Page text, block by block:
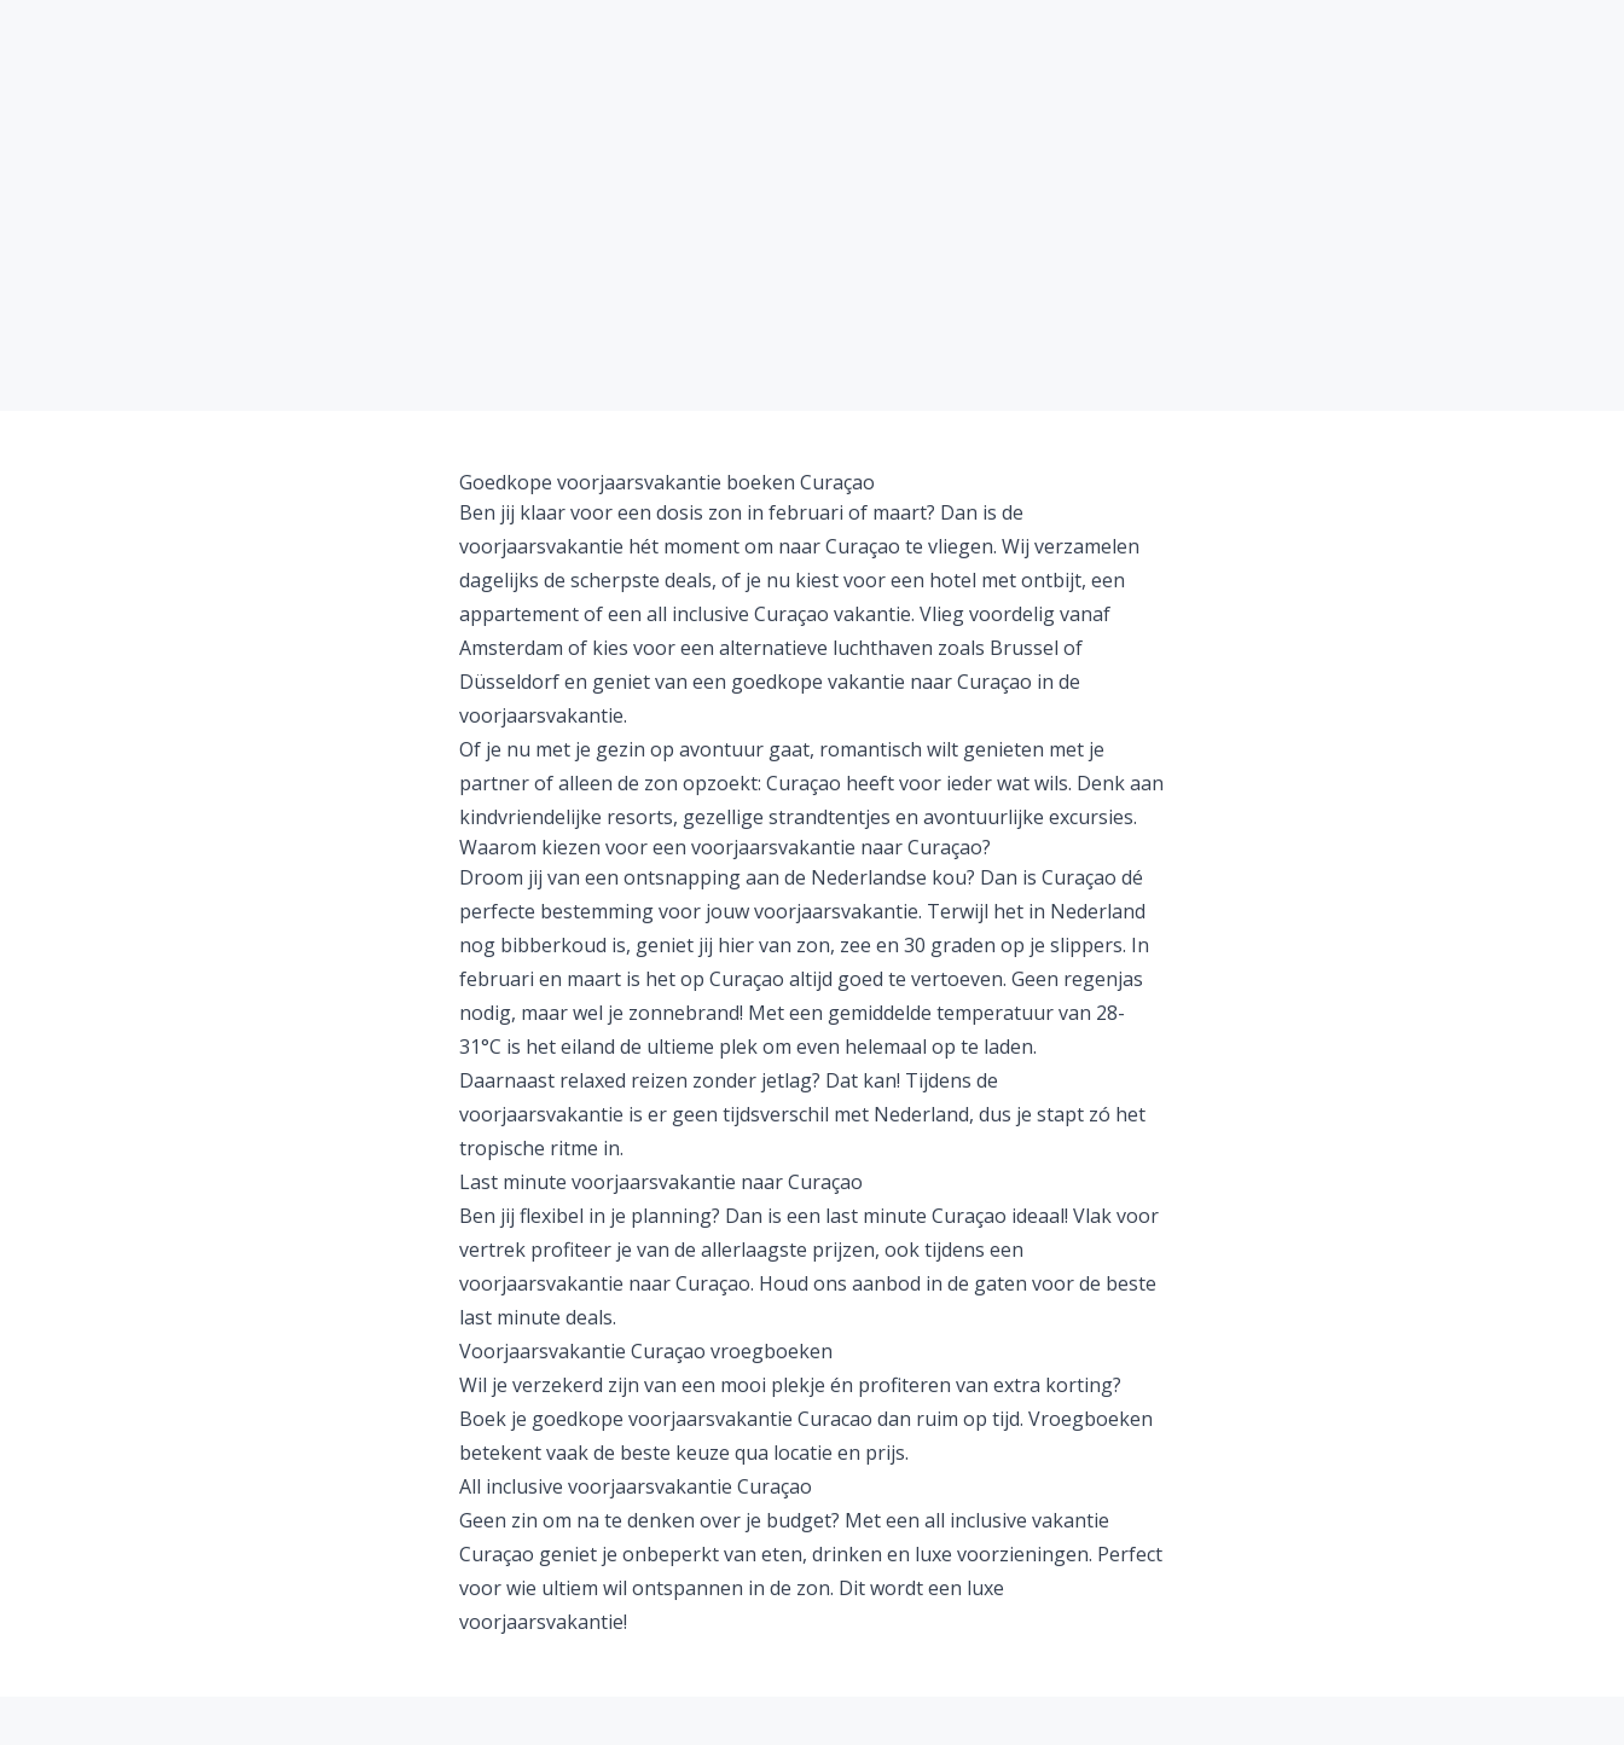
Goedkope voorjaarsvakantie boeken Curaçao
Ben jij klaar voor een dosis zon in februari of maart? Dan is de
voorjaarsvakantie hét moment om naar Curaçao te vliegen. Wij verzamelen
dagelijks de scherpste deals, of je nu kiest voor een hotel met ontbijt, een
appartement of een all inclusive Curaçao vakantie. Vlieg voordelig vanaf
Amsterdam of kies voor een alternatieve luchthaven zoals Brussel of
Düsseldorf en geniet van een goedkope vakantie naar Curaçao in de
voorjaarsvakantie.
Of je nu met je gezin op avontuur gaat, romantisch wilt genieten met je
partner of alleen de zon opzoekt: Curaçao heeft voor ieder wat wils. Denk aan
kindvriendelijke resorts, gezellige strandtentjes en avontuurlijke excursies.
Waarom kiezen voor een voorjaarsvakantie naar Curaçao?
Droom jij van een ontsnapping aan de Nederlandse kou? Dan is Curaçao dé
perfecte bestemming voor jouw voorjaarsvakantie. Terwijl het in Nederland
nog bibberkoud is, geniet jij hier van zon, zee en 30 graden op je slippers. In
februari en maart is het op Curaçao altijd goed te vertoeven. Geen regenjas
nodig, maar wel je zonnebrand! Met een gemiddelde temperatuur van 28-
31°C is het eiland de ultieme plek om even helemaal op te laden.
Daarnaast relaxed reizen zonder jetlag? Dat kan! Tijdens de
voorjaarsvakantie is er geen tijdsverschil met Nederland, dus je stapt zó het
tropische ritme in.
Last minute voorjaarsvakantie naar Curaçao
Ben jij flexibel in je planning? Dan is een last minute Curaçao ideaal! Vlak voor
vertrek profiteer je van de allerlaagste prijzen, ook tijdens een
voorjaarsvakantie naar Curaçao. Houd ons aanbod in de gaten voor de beste
last minute deals.
Voorjaarsvakantie Curaçao vroegboeken
Wil je verzekerd zijn van een mooi plekje én profiteren van extra korting?
Boek je goedkope voorjaarsvakantie Curacao dan ruim op tijd. Vroegboeken
betekent vaak de beste keuze qua locatie en prijs.
All inclusive voorjaarsvakantie Curaçao
Geen zin om na te denken over je budget? Met een all inclusive vakantie
Curaçao geniet je onbeperkt van eten, drinken en luxe voorzieningen. Perfect
voor wie ultiem wil ontspannen in de zon. Dit wordt een luxe
voorjaarsvakantie!